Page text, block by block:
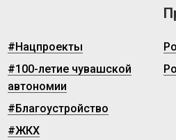
#Нацпроекты
#100-летие чувашской
автономии
#Благоустройство
#ЖКХ